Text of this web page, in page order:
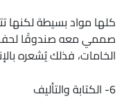
كلها مواد بسيطة لكنها
صممي معه صندوقًا لحفظ
الخامات، فذلك يُشعره
6- الكتابة والتأليف